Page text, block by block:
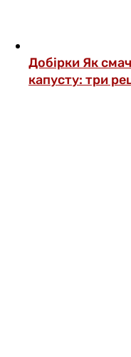
Добірки Як
капусту: три